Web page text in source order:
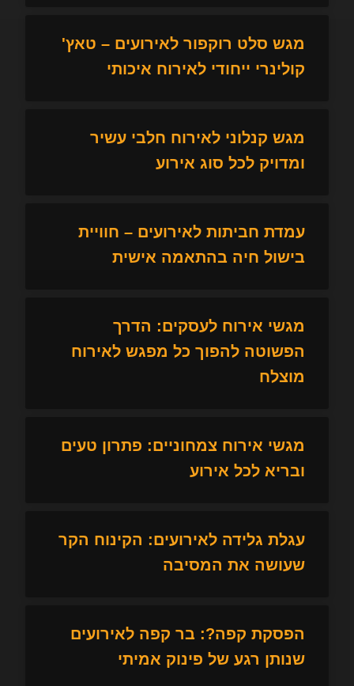
מגש סלט רוקפור לאירועים – טאץ'
קולינרי ייחודי לאירוח איכותי
מגש קנלוני לאירוח חלבי עשיר
ומדויק לכל סוג אירוע
עמדת חביתות לאירועים – חוויית
בישול חיה בהתאמה אישית
מגשי אירוח לעסקים: הדרך
הפשוטה להפוך כל מפגש לאירוח
מוצלח
מגשי אירוח צמחוניים: פתרון טעים
ובריא לכל אירוע
עגלת גלידה לאירועים: הקינוח הקר
שעושה את המסיבה
הפסקת קפה?: בר קפה לאירועים
שנותן רגע של פינוק אמיתי